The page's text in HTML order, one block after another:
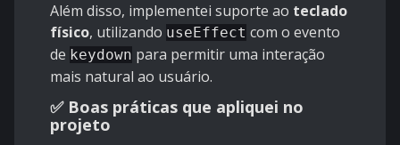
Além disso, implementei suporte ao teclado
físico, utilizando useEffect com o evento
de keydown para permitir uma interação
mais natural ao usuário.
✅ Boas práticas que apliquei no
projeto